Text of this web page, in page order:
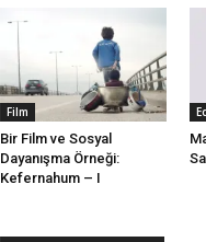
Film
Bir Film ve Sosyal
Dayanışma Örneği:
Kefernahum – I